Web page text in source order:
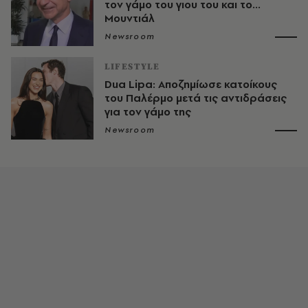
τον γάμο του γιου του και το...
Μουντιάλ
Newsroom
LIFESTYLE
Dua Lipa: Αποζημίωσε κατοίκους
του Παλέρμο μετά τις αντιδράσεις
για τον γάμο της
Newsroom